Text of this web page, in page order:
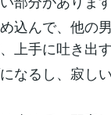
込んで、他の
上手に吐き出
なるし、寂し